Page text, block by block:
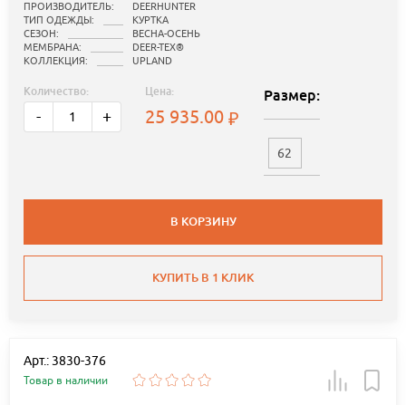
ПРОИЗВОДИТЕЛЬ:
DEERHUNTER
ТИП ОДЕЖДЫ:
КУРТКА
СЕЗОН:
ВЕСНА-ОСЕНЬ
МЕМБРАНА:
DEER-TEX®
КОЛЛЕКЦИЯ:
UPLAND
Количество:
- +
Цена:
25 935.00
Размер:
62
В КОРЗИНУ
КУПИТЬ В 1 КЛИК
Арт.: 3830-376
Товар в наличии